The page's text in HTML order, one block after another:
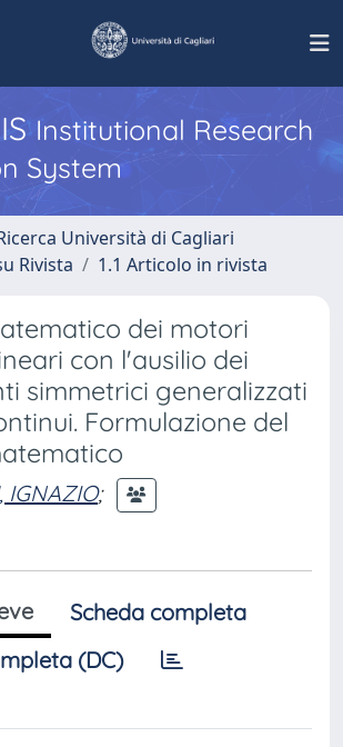
Institutional Research
System
Università di Cagliari
Rivista
1.1 Articolo in rivista
dei motori
con l'ausilio dei
simmetrici generalizzati
Formulazione del
IGNAZIO;
Scheda completa
(DC)